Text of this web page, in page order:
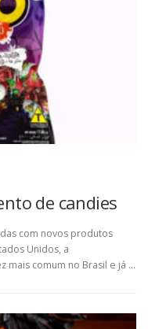
de candies
com novos produtos
Unidos, a
mais comum no Brasil e já …